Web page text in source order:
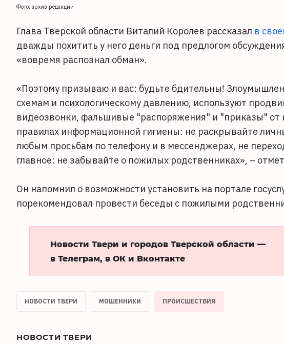
Фото: архив редакции
Глава Тверской области Виталий Королев рассказал в
дважды похитить у него деньги под предлогом
«вовремя распознал обман».
«Поэтому призываю и вас: будьте бдительны!
схемам и психологическому давлению, используют
видеозвонки, фальшивые "распоряжения" и "приказы" от
правилах информационной гигиены: не раскрывайте
любым просьбам по телефону и в мессенджерах, не
главное: не забывайте о пожилых родственниках», –
Он напомнил о возможности установить на портале
порекомендовал провести беседы с пожилыми
Новости Твери и городов Тверской области —
в Телеграм, в ОК и Вконтакте
НОВОСТИ ТВЕРИ МОШЕННИКИ ПРОИСШЕСТВИЯ
НОВОСТИ ТВЕРИ